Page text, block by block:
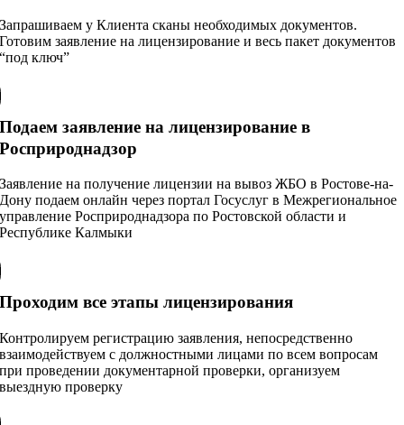
Запрашиваем у Клиента сканы необходимых документов.
Готовим заявление на лицензирование и весь пакет документов
“под ключ”
Подаем заявление на лицензирование в
Росприроднадзор
Заявление на получение лицензии на вывоз ЖБО в Ростове-на-
Дону подаем онлайн через портал Госуслуг в Межрегиональное
управление Росприроднадзора по Ростовской области и
Республике Калмыки
Проходим все этапы лицензирования
Контролируем регистрацию заявления, непосредственно
взаимодействуем с должностными лицами по всем вопросам
при проведении документарной проверки, организуем
выездную проверку